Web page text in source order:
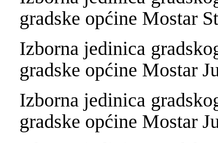
gradske općine Mostar
Izborna jedinica
gradske općine Mostar
Izborna jedinica
gradske općine Mostar